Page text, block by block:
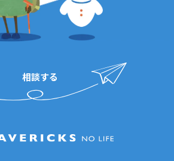
相談する